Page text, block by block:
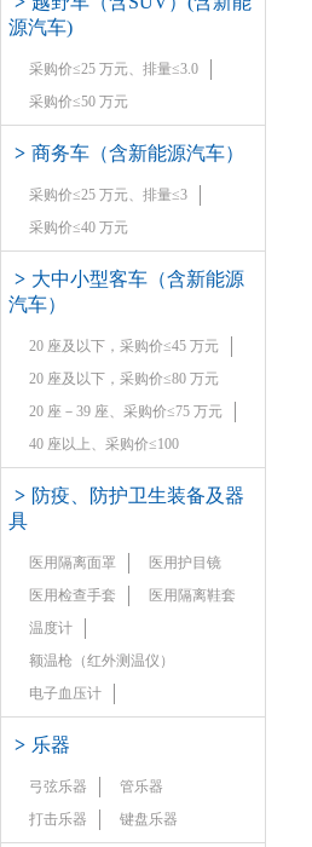
源汽车)
采购价≤25 万元、排量≤3.0
采购价≤50 万元
> 商务车（含新能源汽车）
采购价≤25 万元、排量≤3
采购价≤40 万元
> 大中小型客车（含新能源
汽车）
20 座及以下，采购价≤45 万元
20 座及以下，采购价≤80 万元
20 座－39 座、采购价≤75 万元
40 座以上、采购价≤100
> 防疫、防护卫生装备及器
具
医用隔离面罩
医用护目镜
医用检查手套
医用隔离鞋套
温度计
额温枪（红外测温仪）
电子血压计
> 乐器
弓弦乐器
管乐器
打击乐器
键盘乐器